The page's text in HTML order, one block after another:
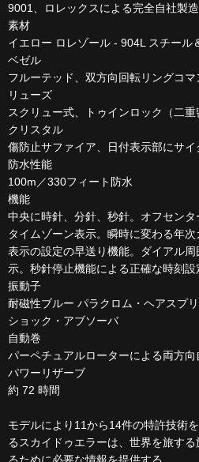
9001、ロレックスによる完全自社製造
素材
イエロー ロレゾール - 904L スチール
ベゼル
フルーテッド、双方向回転リングコマ
リューズ
スクリュー式、トゥインロック（二重
クリスタル
傷防止サファイア、日付表示部にサ
防水性能
100m／330フィート防水
機能
中央に時針、分針、秒針。オフセン
タイムゾーン表示。瞬時に変わる年
表示の設定の早送り機能。ダイアル
示。秒針停止機能による正確な時刻設
振動子
耐磁性ブルー パラクロム・ヘアスプ
ショック・アブソーバ
自動巻
パーペチュアルローターによる両方向
パワーリザーブ
約 72 時間
モデルにより11から14件の特許技術
るスカイドゥエラーは、世界を旅す